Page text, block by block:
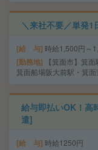
＼来社不要／単発
給 与 時給1,500円～
勤務地
【箕面市】箕
箕面船場阪大前駅・箕
給与即払いOK！高
遣]
給 与 時給1250円